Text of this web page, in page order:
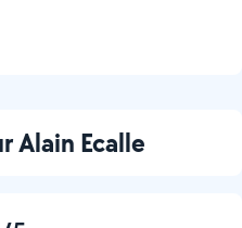
Alain Ecalle